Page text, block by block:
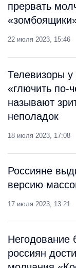
прервать
22 июля 2023, 15:46
Телевизоры
«глючить по-
называют
неполадок
18 июля 2023, 17:08
Россияне
версию
17 июля 2023, 13:21
россиян